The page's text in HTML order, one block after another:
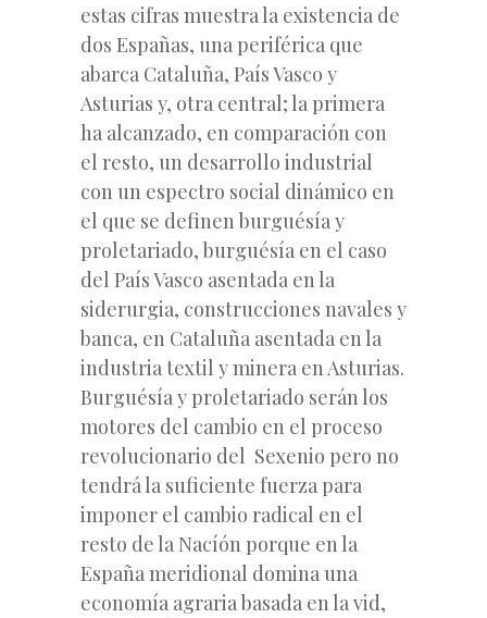
estas cifras muestra la existencia de
dos Españas, una periférica que
abarca Cataluña, País Vasco y
Asturias y, otra central; la primera
ha alcanzado, en comparación con
el resto, un desarrollo industrial
con un espectro social dinámico en
el que se definen burguésía y
proletariado, burguésía en el caso
del País Vasco asentada en la
siderurgia, construcciones navales y
banca, en Cataluña asentada en la
industria textil y minera en Asturias.
Burguésía y proletariado serán los
motores del cambio en el proceso
revolucionario del Sexenio pero no
tendrá la suficiente fuerza para
imponer el cambio radical en el
resto de la Nacíón porque en la
España meridional domina una
economía agraria basada en la vid,